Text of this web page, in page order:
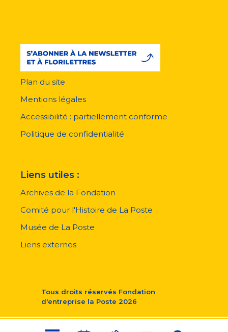
pied
page
Plan du site
Mentions légales
Accessibilité : partiellement conforme
Politique de confidentialité
Liens utiles :
Archives de la Fondation
Comité pour l'Histoire de La Poste
Musée de La Poste
Liens externes
Tous droits réservés Fondation
d'entreprise la Poste 2026